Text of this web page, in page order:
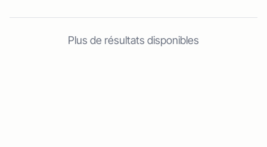
Plus de résultats disponibles